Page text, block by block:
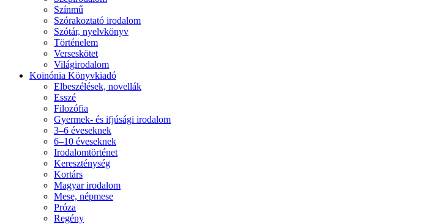
Színmű
Szórakoztató irodalom
Szótár, nyelvkönyv
Történelem
Verseskötet
Világirodalom
Koinónia Könyvkiadó
Elbeszélések, novellák
Esszé
Filozófia
Gyermek- és ifjúsági irodalom
3–6 éveseknek
6–10 éveseknek
Irodalomtörténet
Kereszténység
Kortárs
Magyar irodalom
Mese, népmese
Próza
Regény